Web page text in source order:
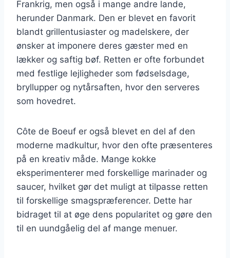
Frankrig, men også i mange andre lande,
herunder Danmark. Den er blevet en favorit
blandt grillentusiaster og madelskere, der
ønsker at imponere deres gæster med en
lækker og saftig bøf. Retten er ofte forbundet
med festlige lejligheder som fødselsdage,
bryllupper og nytårsaften, hvor den serveres
som hovedret.
Côte de Boeuf er også blevet en del af den
moderne madkultur, hvor den ofte præsenteres
på en kreativ måde. Mange kokke
eksperimenterer med forskellige marinader og
saucer, hvilket gør det muligt at tilpasse retten
til forskellige smagspræferencer. Dette har
bidraget til at øge dens popularitet og gøre den
til en uundgåelig del af mange menuer.